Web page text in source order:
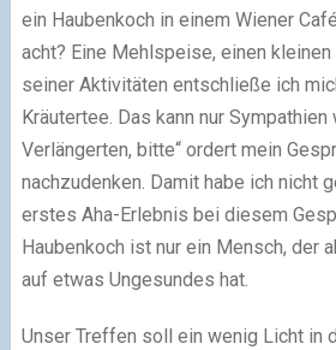
ein Haubenkoch in einem Wiener
acht? Eine Mehlspeise, einen
seiner Aktivitäten entschließe ich
Kräutertee. Das kann nur Sympathien
Verlängerten, bitte“ ordert mein
nachzudenken. Damit habe ich nicht
erstes Aha-Erlebnis bei diesem
Haubenkoch ist nur ein Mensch, der
auf etwas Ungesundes hat.
Unser Treffen soll ein wenig Licht in